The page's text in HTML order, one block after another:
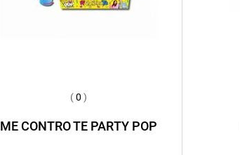
( 0 )
ME CONTRO TE PARTY POP